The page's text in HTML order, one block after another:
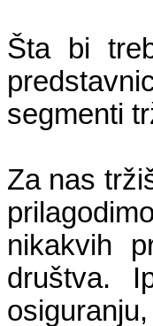
Šta bi
segmenti
Za nas
nikakvih
društva.